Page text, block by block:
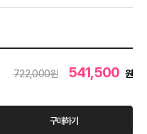
722,000원 541,500 원
구매하기